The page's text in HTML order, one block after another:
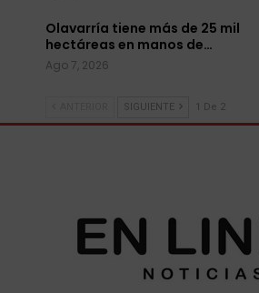
Olavarría tiene más de 25 mil
hectáreas en manos de…
Ago 7, 2026
SIGUIENTE 1 De 2